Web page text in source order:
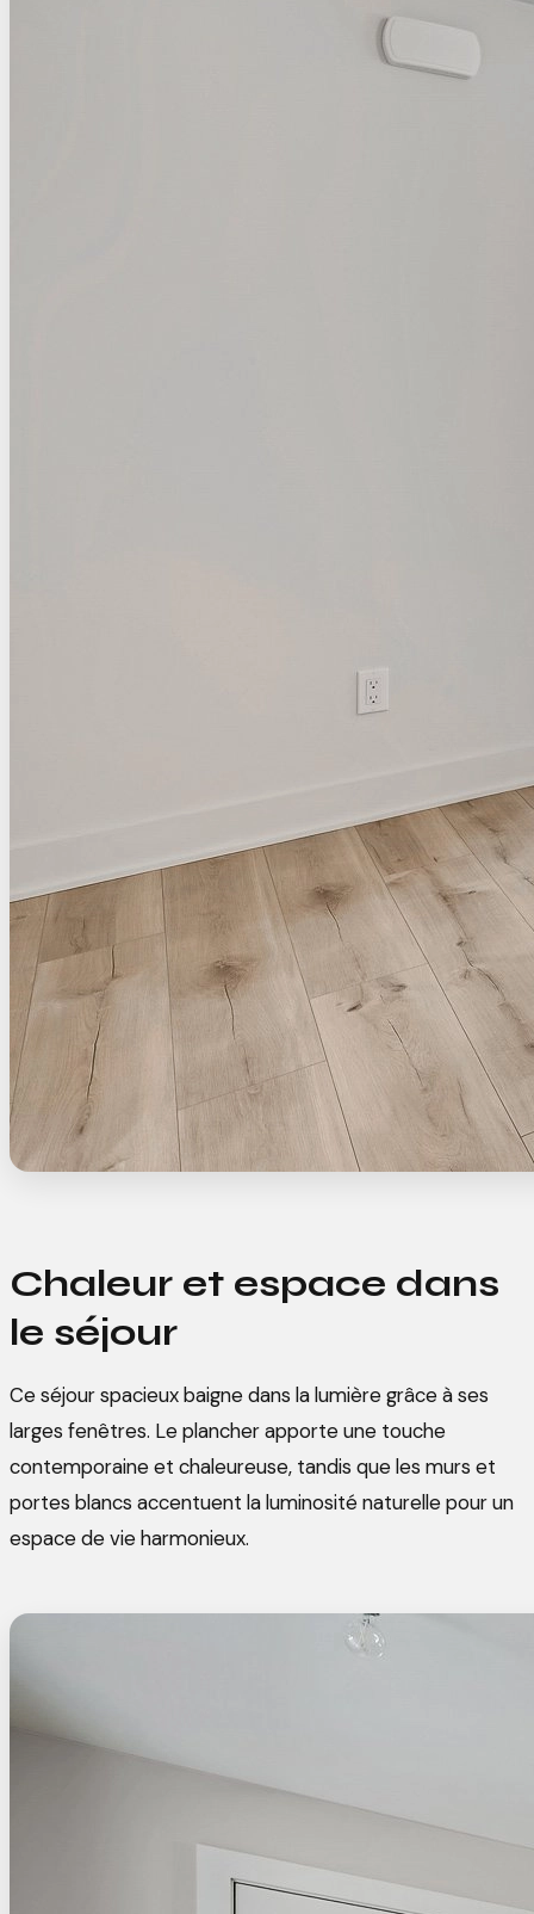
Chaleur et espace dans
le séjour
Ce séjour spacieux baigne dans la lumière grâce à ses
larges fenêtres. Le plancher apporte une touche
contemporaine et chaleureuse, tandis que les murs et
portes blancs accentuent la luminosité naturelle pour un
espace de vie harmonieux.